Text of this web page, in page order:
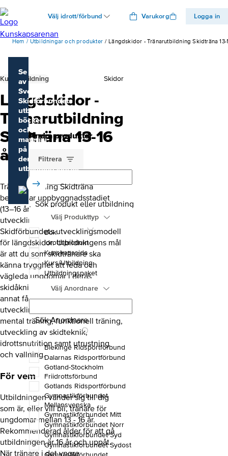
Välj idrott/förbund Varukorg Logga in
Hem Utbildningar och produkter Längdskidor - Tränarutbildning Skidträna 13-
Kurs/Utbildning Skidor
Längdskidor -
Tränarutbildning
Skidträna 13-16
år
Tränarutbildning Skidträna
behandlar uppbyggnadsstadiet
(13–16 år) som är det tredje
utvecklingsstadiet i Svenska
Skidförbundets utvecklingsmodell
för längdskidor. Utbildningens mål
är att du som skidtränare ska
känna trygghet att leda och
vägleda ungdomar i deras
skidåkning. Du kommer bland
annat få kunskap om ungdomars
utveckling, ledarskap, träningslära,
mental träning, funktionell träning,
utveckling av skidteknik,
idrottsnutrition samt utrustning
och vallning.
För vem
Utbildningen vänder sig till dig
som är, eller vill bli, tränare för
ungdomar mellan 13 - 16 år.
Rekommenderad ålder för att gå
utbildningen är 16 år och uppåt.
När tränare i det yngre
Se mer
av
Svenska
Skidförbundets
utbildningar,
böcker
och
material
på
deras
utbildningsportal
Andra produkter
Filtrera
Sök produkt eller utbildning
Välj Produkttyp
Bok
Idrottsprodukt
Kunskapssida
Kurs/Utbildning
Utbildningspaket
Välj Anordnare
Sök Anordnare
Blekinge Ridsportförbund
Dalarnas Ridsportförbund
Gotland-Stockholm
Friidrottsförbund
Gotlands Ridsportförbund
Gymnastikförbundet
Mellansvenska
Gymnastikförbundet Mitt
Gymnastikförbundet Norr
Gymnastikförbundet Syd
Gymnastikförbundet Sydost